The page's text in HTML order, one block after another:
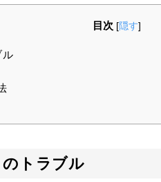
目次 [隠す]
ル
トラブル